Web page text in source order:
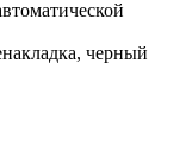
черный